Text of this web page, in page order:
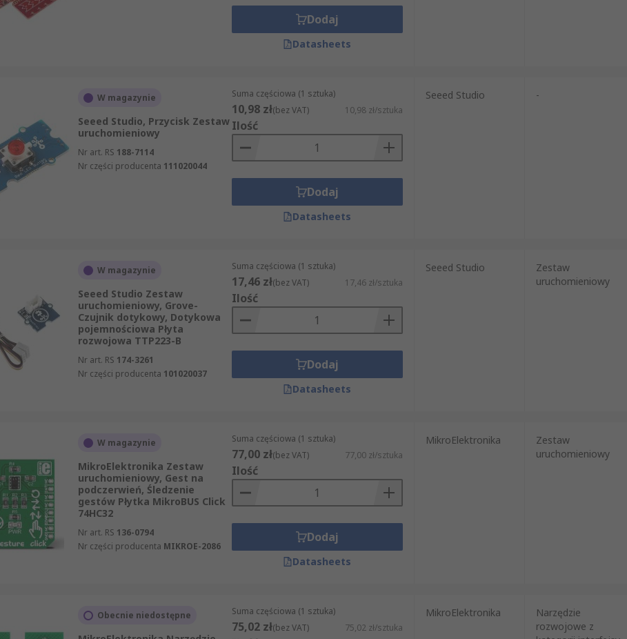
Dodaj
Datasheets
W magazynie
Seeed Studio, Przycisk Zestaw
uruchomieniowy
Nr art. RS 188-7114
Nr części producenta 111020044
Suma częściowa (1 sztuka)
10,98 zł(bez VAT) 10,98 zł/sztuka
Ilość
Dodaj
Datasheets
Seeed Studio -
W magazynie
Seeed Studio Zestaw
uruchomieniowy, Grove-
Czujnik dotykowy, Dotykowa
pojemnościowa Płyta
rozwojowa TTP223-B
Nr art. RS 174-3261
Nr części producenta 101020037
Suma częściowa (1 sztuka)
17,46 zł(bez VAT) 17,46 zł/sztuka
Ilość
Dodaj
Datasheets
Seeed Studio
Zestaw
uruchomieniowy
W magazynie
MikroElektronika Zestaw
uruchomieniowy, Gest na
podczerwień, Śledzenie
gestów Płytka MikroBUS Click
74HC32
Nr art. RS 136-0794
Nr części producenta MIKROE-2086
Suma częściowa (1 sztuka)
77,00 zł(bez VAT) 77,00 zł/sztuka
Ilość
Dodaj
Datasheets
MikroElektronika
Zestaw
uruchomieniowy
Obecnie niedostępne Suma częściowa (1 sztuka)
75,02 zł(bez VAT) 75,02 zł/sztuka
MikroElektronika
Narzędzie
rozwojowe z